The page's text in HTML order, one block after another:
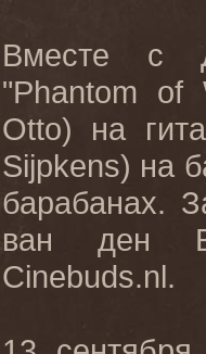
Вместе с
"Phantom of
Otto) на
Sijpkens) на
барабанах.
ван ден
Cinebuds.nl.